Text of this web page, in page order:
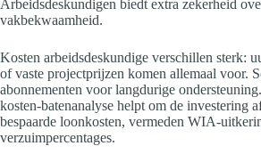
Arbeidsdeskundigen biedt extra zekerheid
vakbekwaamheid.
Kosten arbeidsdeskundige verschillen sterk:
of vaste projectprijzen komen allemaal voor.
abonnementen voor langdurige
kosten-batenanalyse helpt om de investering
bespaarde loonkosten, vermeden WIA-
verzuimpercentages.